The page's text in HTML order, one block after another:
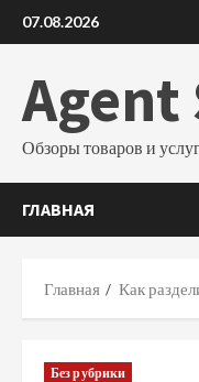
Перейти
к
07.08.2026
Agent
Обзоры товаров и
ГЛАВНАЯ
Главная Как
Без рубрики